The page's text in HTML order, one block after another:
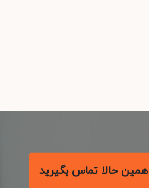
همین حالا تماس بگیرید